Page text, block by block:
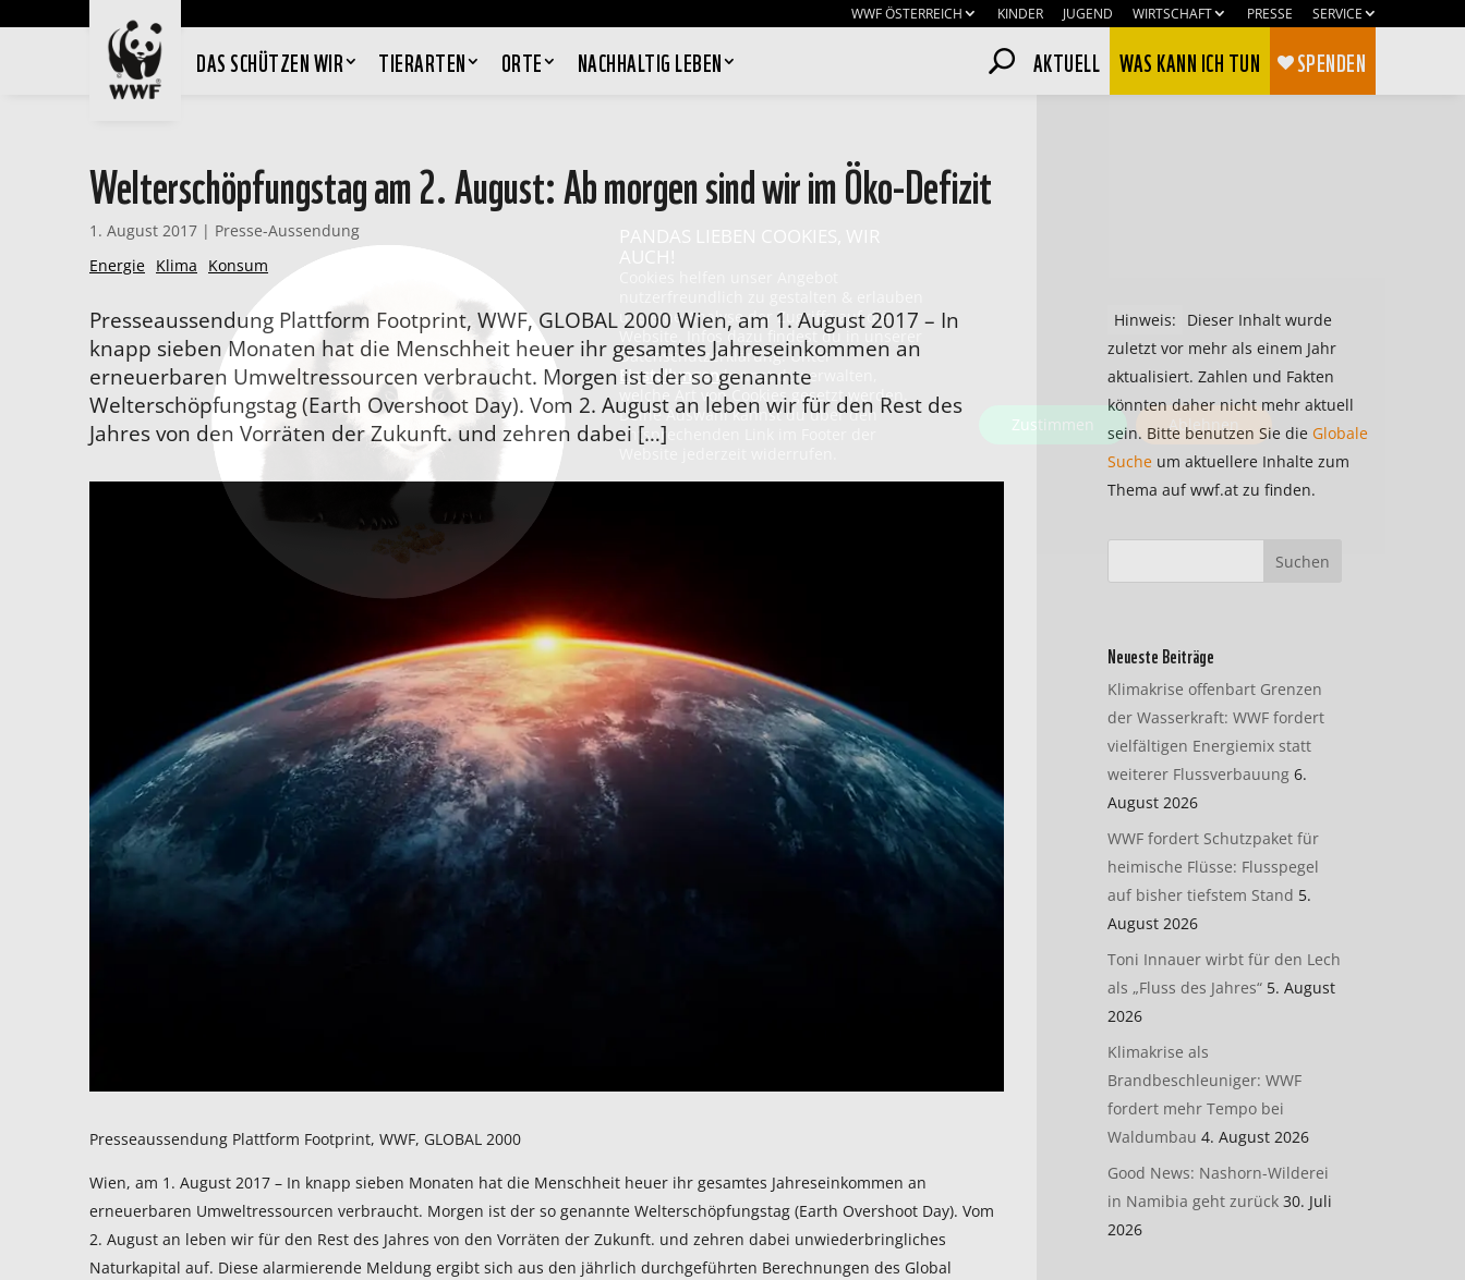
WWF ÖSTERREICH KINDER JUGEND WIRTSCHAFT PRESSE SERVICE
DAS SCHÜTZEN WIR TIERARTEN ORTE NACHHALTIG LEBEN AKTUELL WAS KANN ICH TUN SPENDEN
Welterschöpfungstag am 2. August: Ab morgen sind wir im Öko-Defizit
1. August 2017 | Presse-Aussendung
Energie Klima Konsum
Presseaussendung Plattform Footprint, WWF, GLOBAL 2000 Wien, am 1. August 2017 – In
knapp sieben Monaten hat die Menschheit heuer ihr gesamtes Jahreseinkommen an
erneuerbaren Umweltressourcen verbraucht. Morgen ist der so genannte
Welterschöpfungstag (Earth Overshoot Day). Vom 2. August an leben wir für den Rest des
Jahres von den Vorräten der Zukunft. und zehren dabei […]
Presseaussendung Plattform Footprint, WWF, GLOBAL 2000
Wien, am 1. August 2017 – In knapp sieben Monaten hat die Menschheit heuer ihr gesamtes Jahreseinkommen an
erneuerbaren Umweltressourcen verbraucht. Morgen ist der so genannte Welterschöpfungstag (Earth Overshoot Day). Vom
2. August an leben wir für den Rest des Jahres von den Vorräten der Zukunft. und zehren dabei unwiederbringliches
Naturkapital auf. Diese alarmierende Meldung ergibt sich aus den jährlich durchgeführten Berechnungen des Global
Hinweis:
Dieser Inhalt wurde
zuletzt vor mehr als einem Jahr
aktualisiert. Zahlen und Fakten
könnten daher nicht mehr aktuell
sein. Bitte benutzen Sie die Globale
Sucheum aktuellere Inhalte zum
Thema auf wwf.at zu finden.
Neueste Beiträge
Klimakrise offenbart Grenzen
der Wasserkraft: WWF fordert
vielfältigen Energiemix statt
weiterer Flussverbauung 6.
August 2026
WWF fordert Schutzpaket für
heimische Flüsse: Flusspegel
auf bisher tiefstem Stand 5.
August 2026
Toni Innauer wirbt für den Lech
als „Fluss des Jahres“ 5. August
2026
Klimakrise als
Brandbeschleuniger: WWF
fordert mehr Tempo bei
Waldumbau 4. August 2026
Good News: Nashorn-Wilderei
in Namibia geht zurück 30. Juli
2026
PANDAS LIEBEN COOKIES, WIR
AUCH!
uns eine Analyse der Zugriffe auf die
Website. Infos dazu findest du in unserer
Datenschutzerklärung. Unter
Einstellungen kannst du verwalten,
welche Art von Cookies gesetzt werden.
Deine Auswahl kannst du über den
entsprechenden Link im Footer der
Zustimmen Ablehnen